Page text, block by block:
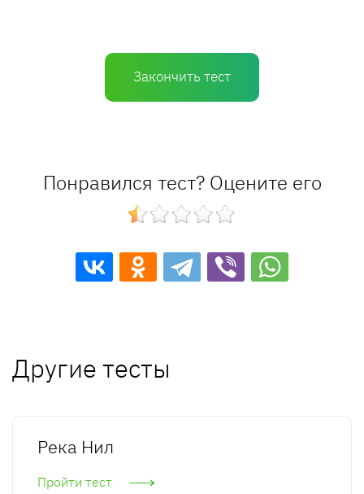
Закончить тест
Понравился тест? Оцените его
Другие тесты
Река Нил
Пройти тест